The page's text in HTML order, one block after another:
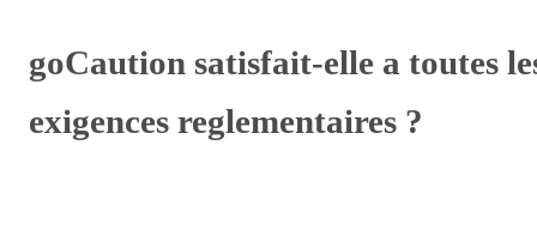
goCaution satisfait-elle a toutes
exigences reglementaires ?